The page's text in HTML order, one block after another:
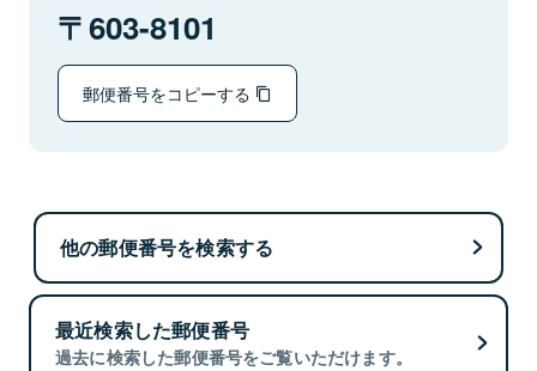
603-8101
郵便番号をコピーする
他の郵便番号を検索する
最近検索した郵便番号
過去に検索した郵便番号をご覧いただけます。